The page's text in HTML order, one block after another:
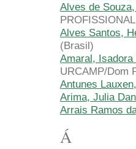
Alves de
Alves Santos,
(Brasil)
Amaral, Isadora
URCAMP/Dom
Antunes
Arima, Julia
Arrais Ramos
Á